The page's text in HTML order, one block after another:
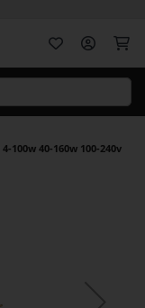
100w 40-160w 100-240v